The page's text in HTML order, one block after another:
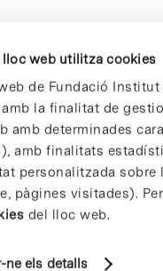
web utilitza cookies
de Fundació
la finalitat de
amb determinades
amb finalitats
personalitzada sobre
pàgines visitades).
del lloc web.
ne els detalls